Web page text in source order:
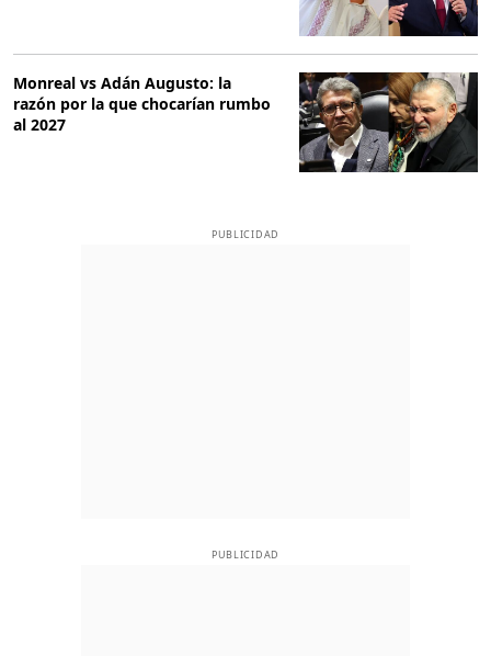
Monreal vs Adán Augusto: la
razón por la que chocarían rumbo
al 2027
PUBLICIDAD
PUBLICIDAD